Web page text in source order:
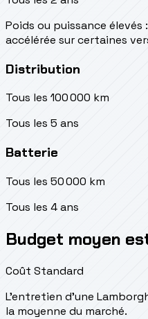
Poids ou puissance élevés
accélérée sur certaines
Distribution
Tous les 100 000 km
Tous les 5 ans
Batterie
Tous les 50 000 km
Tous les 4 ans
Budget moyen
Coût Standard
L'entretien d'une
la moyenne du marché.